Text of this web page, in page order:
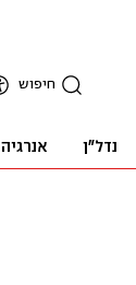
חיפוש
נדל"ן אנרגיה